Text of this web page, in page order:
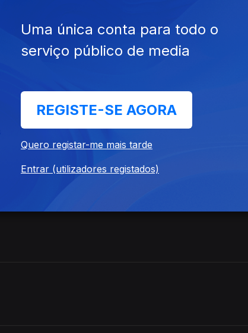
Uma única conta para todo o
serviço público de media
REGISTE-SE AGORA
Quero registar-me mais tarde
Entrar (utilizadores registados)